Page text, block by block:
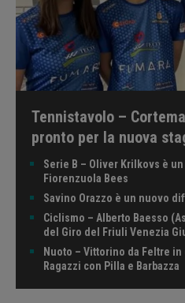
Tennistavolo –
pronto per la nuova
Serie B – Oliver Krilkovs è
Fiorenzuola Bees
Savino Orazzo è un nuovo
Ciclismo – Alberto Baesso
del Giro del Friuli Venezia
Nuoto – Vittorino da Feltre
Ragazzi con Pilla e Barbazza